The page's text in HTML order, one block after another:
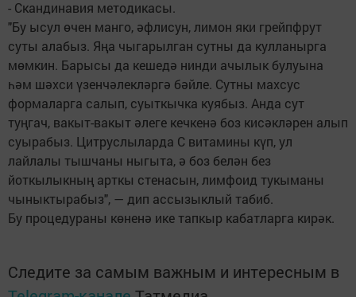
- Скандинавия методикасы.
"Бу ысул өчен манго, әфлисун, лимон яки грейпфрут
суты алабыз. Яңа чыгарылган сутны да кулланырга
мөмкин. Барысы да кешедә нинди ачылык булуына
һәм шәхси үзенчәлекләргә бәйле. Сутны махсус
формаларга салып, суыткычка куябыз. Анда сут
туңгач, вакыт-вакыт әлеге кечкенә боз кисәкләрен алып
суырабыз. Цитруслыларда С витамины күп, ул
лайлалы тышчаны ныгыта, ә боз белән без
йоткылыкның арткы стенасын, лимфоид тукыманы
чыныктырабыз", — дип ассызыклый табиб.
Бу процедураны көненә ике тапкыр кабатларга кирәк.
Следите за самым важным и интересным в